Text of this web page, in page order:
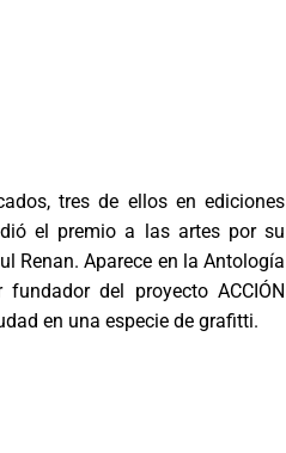
tres de ellos en ediciones
el premio a las artes por su
Renan. Aparece en la Antología
del proyecto ACCIÓN
en una especie de grafitti.